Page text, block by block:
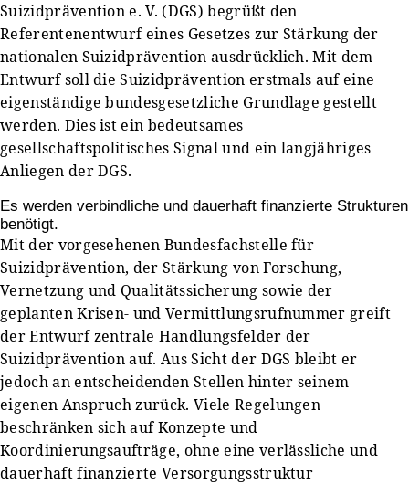
Suizidprävention e. V. (DGS) begrüßt den
Referentenentwurf eines Gesetzes zur Stärkung der
nationalen Suizidprävention ausdrücklich. Mit dem
Entwurf soll die Suizidprävention erstmals auf eine
eigenständige bundesgesetzliche Grundlage gestellt
werden. Dies ist ein bedeutsames
gesellschaftspolitisches Signal und ein langjähriges
Anliegen der DGS.
Es werden verbindliche und dauerhaft finanzierte Strukturen
benötigt.
Mit der vorgesehenen Bundesfachstelle für
Suizidprävention, der Stärkung von Forschung,
Vernetzung und Qualitätssicherung sowie der
geplanten Krisen- und Vermittlungsrufnummer greift
der Entwurf zentrale Handlungsfelder der
Suizidprävention auf. Aus Sicht der DGS bleibt er
jedoch an entscheidenden Stellen hinter seinem
eigenen Anspruch zurück. Viele Regelungen
beschränken sich auf Konzepte und
Koordinierungsaufträge, ohne eine verlässliche und
dauerhaft finanzierte Versorgungsstruktur